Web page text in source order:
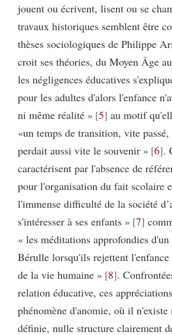
jouent ou écrivent, lisent ou se
travaux historiques semblent être
thèses sociologiques de Philippe
croit ses théories, du Moyen Âge
les négligences éducatives
pour les adultes d'alors l'enfance
ni même réalité » 5 au motif
«un temps de transition, vite
perdait aussi vite le souvenir » 6 .
caractérisent par l'absence de
pour l'organisation du fait scolaire
l'immense difficulté de la société
s'intéresser à ses enfants » 7
« les méditations approfondies
Bérulle lorsqu'ils rejettent
de la vie humaine » 8 .
relation éducative, ces
phénomène d'anomie, où il
définie, nulle structure clairement